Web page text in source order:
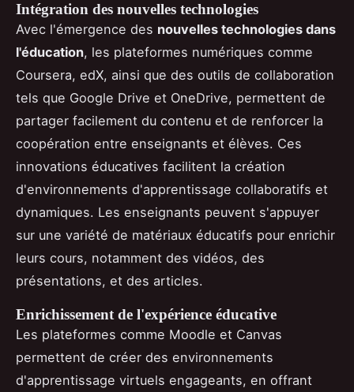
Intégration des nouvelles technologies
Avec l'émergence des nouvelles technologies dans
l'éducation, les plateformes numériques comme
Coursera, edX, ainsi que des outils de collaboration
tels que Google Drive et OneDrive, permettent de
partager facilement du contenu et de renforcer la
coopération entre enseignants et élèves. Ces
innovations éducatives facilitent la création
d'environnements d'apprentissage collaboratifs et
dynamiques. Les enseignants peuvent s'appuyer
sur une variété de matériaux éducatifs pour enrichir
leurs cours, notamment des vidéos, des
présentations, et des articles.
Enrichissement de l'expérience éducative
Les plateformes comme Moodle et Canvas
permettent de créer des environnements
d'apprentissage virtuels engageants, en offrant